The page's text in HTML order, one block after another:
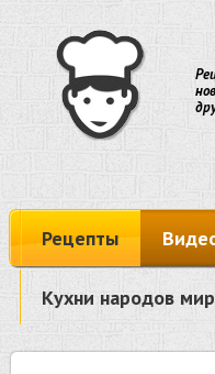
Рецепты
Кухни народов